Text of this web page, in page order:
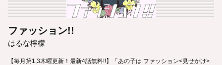
ファッション!!
はるな檸檬
【毎月第1,3木曜更新！最新4話無料!!】「あの子は ファッション<見せかけ>